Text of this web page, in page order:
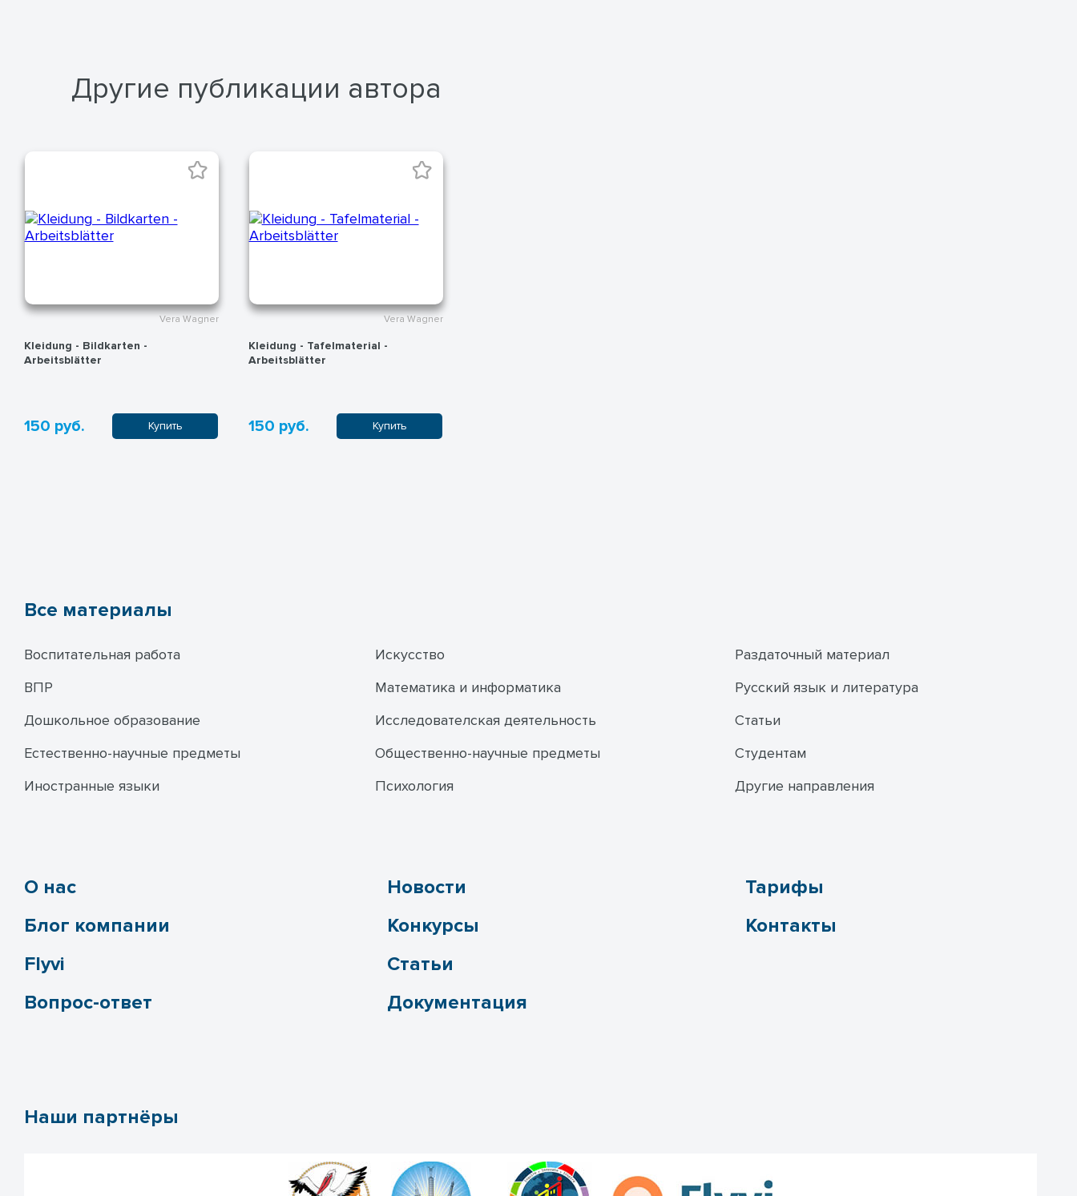
Другие публикации автора
Vera Wagner
Kleidung - Bildkarten -
Arbeitsblätter
150 руб. Купить
Vera Wagner
Kleidung - Tafelmaterial -
Arbeitsblätter
150 руб. Купить
Все материалы
Воспитательная работа
ВПР
Дошкольное образование
Естественно-научные предметы
Иностранные языки
Искусство
Математика и информатика
Исследователская деятельность
Общественно-научные предметы
Психология
Раздаточный материал
Русский язык и литература
Статьи
Студентам
Другие направления
О нас
Блог компании
Flyvi
Вопрос-ответ
Новости
Конкурсы
Статьи
Документация
Тарифы
Контакты
Наши партнёры